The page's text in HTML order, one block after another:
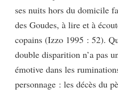
ses nuits hors du domicile
des Goudes, à lire et à
copains (Izzo 1995 : 52).
double disparition n’a pas
émotive dans les
personnage : les décès du